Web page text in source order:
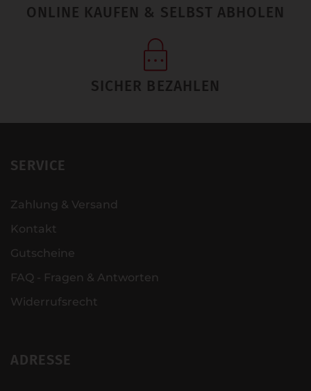
ONLINE KAUFEN & SELBST ABHOLEN
SICHER BEZAHLEN
SERVICE
Zahlung & Versand
Kontakt
Gutscheine
FAQ - Fragen & Antworten
Widerrufsrecht
ADRESSE